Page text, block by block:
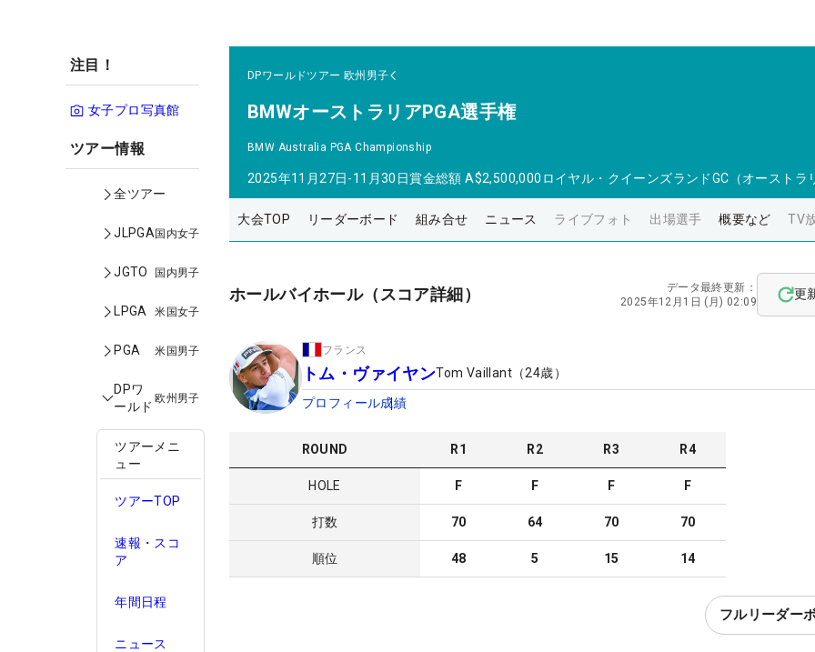
注目！
女子プロ写真館
ツアー情報
全ツアー
JLPGA国内女子
JGTO 国内男子
LPGA 米国女子
PGA 米国男子
DPワ
ールド
欧州男子
ツアーメニ
ュー
ツアーTOP
速報・スコ
ア
年間日程
ニュース
DPワールドツアー 欧州男子
BMWオーストラリアPGA選手権
BMW Australia PGA Championship
2025年11月27日-11月30日賞金総額 A$2,500,000 ロイヤル・クイーンズランドGC（オーストラ
大会TOP リーダーボード 組み合せ ニュース ライブフォト 出場選手 概要など TV
ホールバイホール（スコア詳細）
データ最終更新：
2025年12月1日 (月) 02:09
更
フランス
トム・ヴァイヤンTom Vaillant （24歳）
プロフィール成績
ROUND R1 R2 R3 R4
HOLE F F F F
打数 70 64 70 70
順位 48 5 15 14
フルリーダー